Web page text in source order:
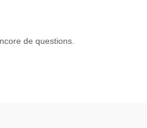
de questions.